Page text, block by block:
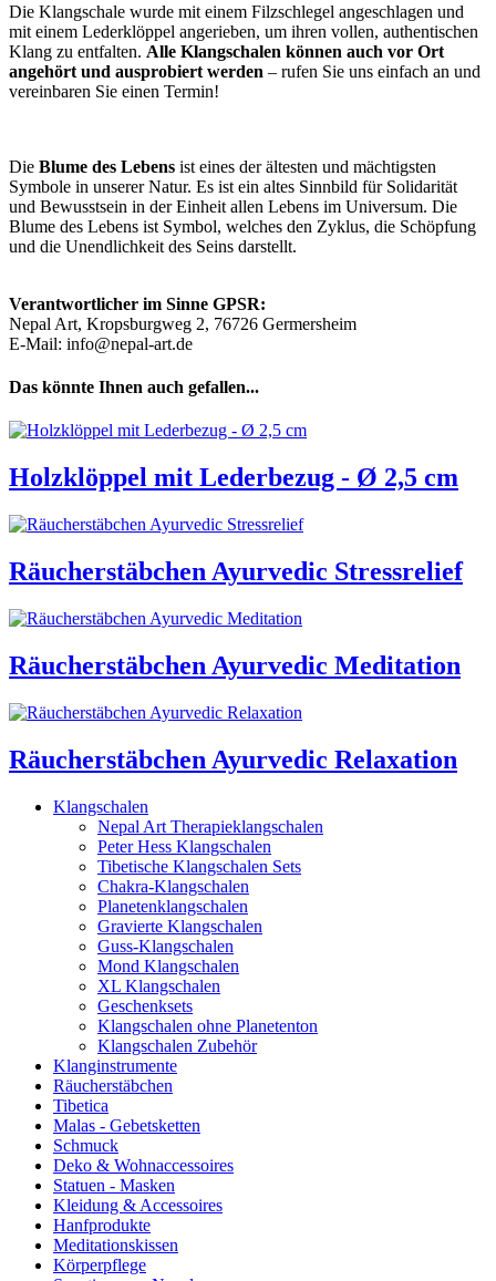
Die Klangschale wurde mit einem Filzschlegel angeschlagen und
mit einem Lederklöppel angerieben, um ihren vollen, authentischen
Klang zu entfalten. Alle Klangschalen können auch vor Ort
angehört und ausprobiert werden – rufen Sie uns einfach an und
vereinbaren Sie einen Termin!
Die Blume des Lebens ist eines der ältesten und mächtigsten
Symbole in unserer Natur. Es ist ein altes Sinnbild für Solidarität
und Bewusstsein in der Einheit allen Lebens im Universum. Die
Blume des Lebens ist Symbol, welches den Zyklus, die Schöpfung
und die Unendlichkeit des Seins darstellt.
Verantwortlicher im Sinne GPSR:
Nepal Art, Kropsburgweg 2, 76726 Germersheim
E-Mail: info@nepal-art.de
Das könnte Ihnen auch gefallen...
Holzklöppel mit Lederbezug - Ø 2,5 cm
Räucherstäbchen Ayurvedic Stressrelief
Räucherstäbchen Ayurvedic Meditation
Räucherstäbchen Ayurvedic Relaxation
Klangschalen
Nepal Art Therapieklangschalen
Peter Hess Klangschalen
Tibetische Klangschalen Sets
Chakra-Klangschalen
Planetenklangschalen
Gravierte Klangschalen
Guss-Klangschalen
Mond Klangschalen
XL Klangschalen
Geschenksets
Klangschalen ohne Planetenton
Klangschalen Zubehör
Klanginstrumente
Räucherstäbchen
Tibetica
Malas - Gebetsketten
Schmuck
Deko & Wohnaccessoires
Statuen - Masken
Kleidung & Accessoires
Hanfprodukte
Meditationskissen
Körperpflege